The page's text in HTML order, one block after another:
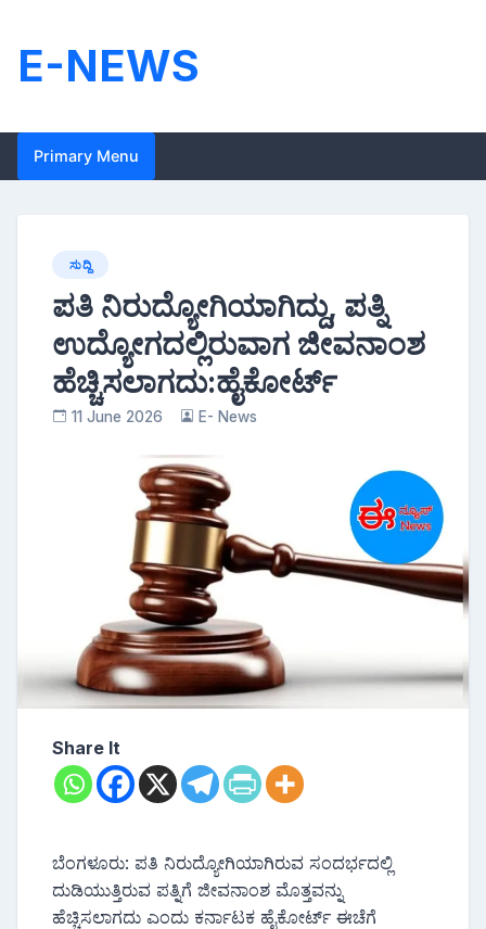
content
E-NEWS
Primary Menu
ಸುದ್ದಿ
ಪತಿ ನಿರುದ್ಯೋಗಿಯಾಗಿದ್ದು, ಪತ್ನಿ
ಉದ್ಯೋಗದಲ್ಲಿರುವಾಗ ಜೀವನಾಂಶ
ಹೆಚ್ಚಿಸಲಾಗದು:ಹೈಕೋರ್ಟ್
11 June 2026 E- News
Share It
ಬೆಂಗಳೂರು: ಪತಿ ನಿರುದ್ಯೋಗಿಯಾಗಿರುವ ಸಂದರ್ಭದಲ್ಲಿ
ದುಡಿಯುತ್ತಿರುವ ಪತ್ನಿಗೆ ಜೀವನಾಂಶ ಮೊತ್ತವನ್ನು
ಹೆಚ್ಚಿಸಲಾಗದು ಎಂದು ಕರ್ನಾಟಕ ಹೈಕೋರ್ಟ್ ಈಚೆಗೆ